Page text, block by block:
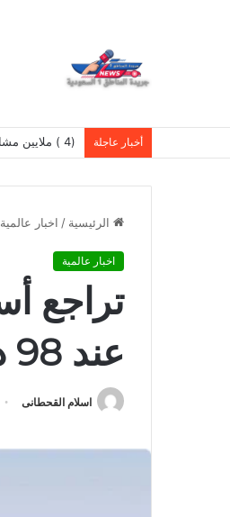
أخبار عاجلة (4 ) ملايين مشاهدة لـ«تعالي هنا».. نادر الأتات يواصل نجاحه باللهجة المصرية
الرئيسية / اخبار عالمية
اخبار عالمية
عند 98 دولارًا للبرميل
اسلام القحطانى